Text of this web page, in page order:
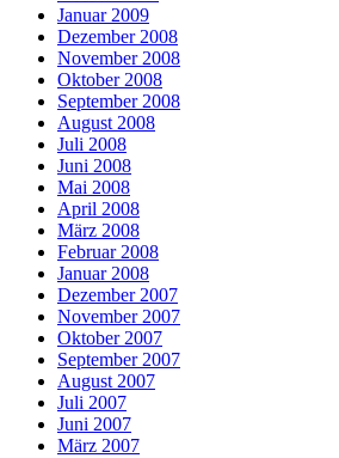
Januar 2009
Dezember 2008
November 2008
Oktober 2008
September 2008
August 2008
Juli 2008
Juni 2008
Mai 2008
April 2008
März 2008
Februar 2008
Januar 2008
Dezember 2007
November 2007
Oktober 2007
September 2007
August 2007
Juli 2007
Juni 2007
März 2007